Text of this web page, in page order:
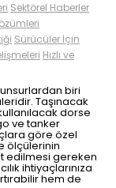
Sektörel Haberler
Sürücüler İçin
Hızlı ve
biri
Taşınacak
dorse
ve tanker
göre özel
ölçülerinin
edilmesi gereken
ihtiyaçlarınıza
hem de